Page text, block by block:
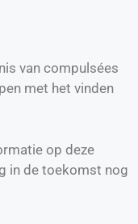
van compulsées
met het vinden
op deze
in de toekomst nog